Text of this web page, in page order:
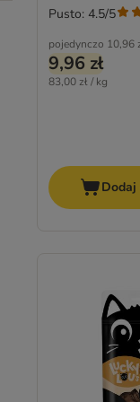
pojedynczo 10,96
9,96 zł
83,00 zł / kg
Pusto: 4.5/5
Dodaj